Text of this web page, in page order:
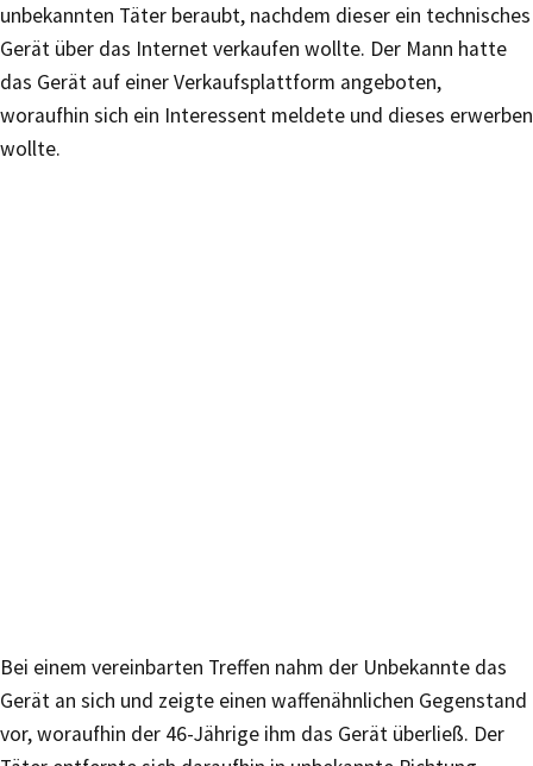
unbekannten Täter beraubt, nachdem dieser ein technisches
Gerät über das Internet verkaufen wollte. Der Mann hatte
das Gerät auf einer Verkaufsplattform angeboten,
woraufhin sich ein Interessent meldete und dieses erwerben
wollte.
Bei einem vereinbarten Treffen nahm der Unbekannte das
Gerät an sich und zeigte einen waffenähnlichen Gegenstand
vor, woraufhin der 46-Jährige ihm das Gerät überließ. Der